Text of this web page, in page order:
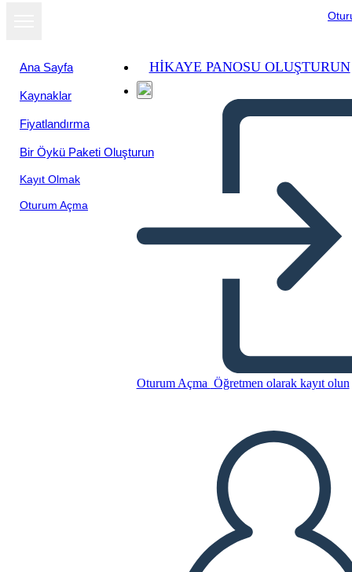
Ana Sayfa
Kaynaklar
Fiyatlandırma
Bir Öykü Paketi Oluşturun
Kayıt Olmak
Oturum Açma
HIKAYE PANOSU OLUŞTURUN
Oturum Açma Öğretmen olarak kayıt olun
Antica India Bio
BİR HİKAYE PANOSU OLUŞTUR
SLAYT GÖSTERİSİNİ OYNAT
BENİ OKU